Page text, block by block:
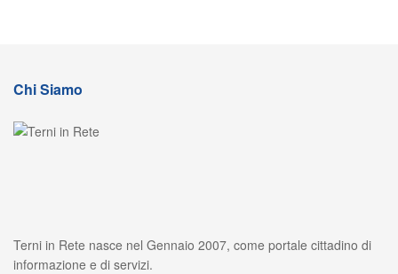
Chi Siamo
Terni in Rete nasce nel Gennaio 2007, come portale cittadino di
informazione e di servizi.